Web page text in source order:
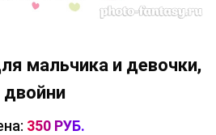
мальчика и девочки,
двойни
350 РУБ.